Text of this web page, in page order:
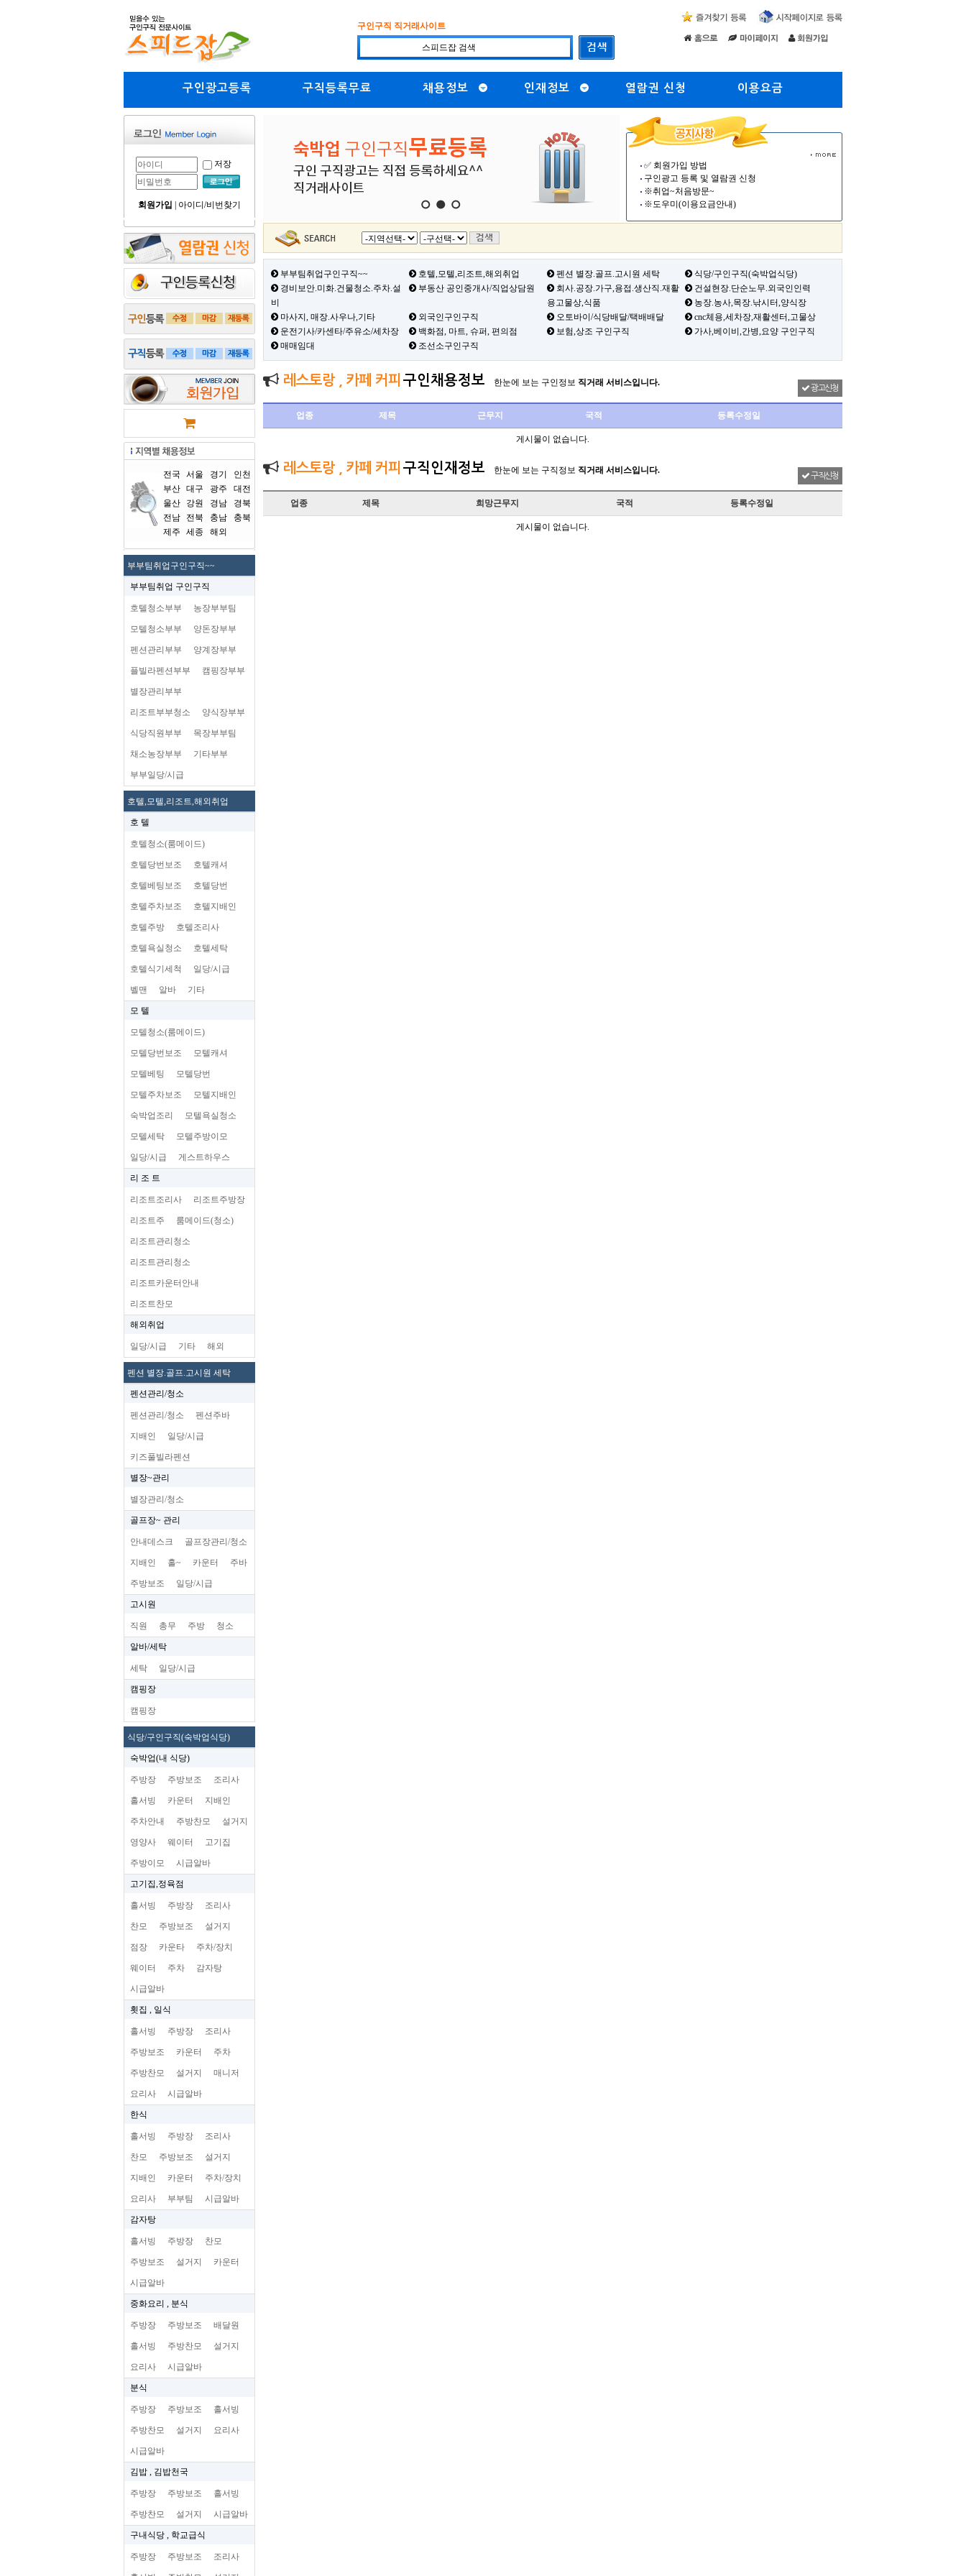
구인구직 직거래사이트
구인광고등록 구직등록무료 채용정보 인재정보 열람권 신청 이용요금
저장
회원가입 아이디/비번찾기
전국 서울 경기
인천
부산 대구 광주
대전
울산
강원 경남
경북
전남
전북 충남
충북
제주
세종 해외
부부팀취업구인구직~~
부부팀취업 구인구직
호텔청소부부 농장부부팀
모텔청소부부 양돈장부부
펜션관리부부 양계장부부
플빌라펜션부부 캠핑장부부
별장관리부부
리조트부부청소 양식장부부
식당직원부부 목장부부팀
채소농장부부 기타부부
부부일당/시급
호텔,모텔,리조트,해외취업
호 텔
호텔청소(룸메이드)
호텔당번보조 호텔캐셔
호텔베팅보조 호텔당번
호텔주차보조 호텔지배인
호텔주방 호텔조리사
호텔욕실청소 호텔세탁
호텔식기세척 일당/시급
벨맨 알바 기타
모 텔
모텔청소(룸메이드)
모텔당번보조 모텔캐셔
모텔베팅 모텔당번
모텔주차보조 모텔지배인
숙박업조리 모텔욕실청소
모텔세탁 모텔주방이모
일당/시급 게스트하우스
리 조 트
리조트조리사 리조트주방장
리조트주 룸메이드(청소)
리조트관리청소
리조트관리청소
리조트카운터안내
리조트찬모
해외취업
일당/시급 기타 해외
펜션 별장.골프.고시원 세탁
펜션관리/청소
펜션관리/청소 펜션주바
지배인 일당/시급
키즈풀빌라펜션
별장~관리
별장관리/청소
골프장~ 관리
안내데스크 골프장관리/청소
지배인 홀~ 카운터 주바
주방보조 일당/시급
고시원
직원 총무 주방 청소
알바/세탁
세탁 일당/시급
캠핑장
캠핑장
식당/구인구직(숙박업식당)
숙박업(내 식당)
주방장 주방보조 조리사
홀서빙 카운터 지배인
주차안내 주방찬모 설거지
영양사 웨이터 고기집
주방이모 시급알바
고기집,정육점
홀서빙 주방장 조리사
찬모 주방보조 설거지
점장 카운타 주차/장치
웨이터 주차 감자탕
시급알바
횟집 , 일식
홀서빙 주방장 조리사
주방보조 카운터 주차
주방찬모 설거지 매니저
요리사 시급알바
한식
홀서빙 주방장 조리사
찬모 주방보조 설거지
지배인 카운터 주차/장치
요리사 부부팀 시급알바
감자탕
홀서빙 주방장 찬모
주방보조 설거지 카운터
시급알바
중화요리 , 분식
주방장 주방보조 배달원
홀서빙 주방찬모 설거지
요리사 시급알바
분식
주방장 주방보조 홀서빙
주방찬모 설거지 요리사
시급알바
김밥 , 김밥천국
주방장 주방보조 홀서빙
주방찬모 설거지 시급알바
구내식당 , 학교급식
주방장 주방보조 조리사
✅ 회원가입 방법
구인광고 등록 및 열람권 신청
※취업~처음방문~
※도우미(이용요금안내)
부부팀취업구인구직~~ 호텔,모텔,리조트,해외취업 펜션 별장.골프.고시원 세탁
식당/구인구직(숙박업식당)
경비보안.미화.건물청소.주차.설
비
부동산 공인중개사/직업상담원
회사.공장.가구,용접.생산직.재활
용고물상,식품
건설현장.단순노무.외국인인력
농장.농사,목장.낚시터,양식장
마사지, 매장.사우나,기타
외국인구인구직 오토바이/식당배달/택배배달
cnc체용,세차장,재활센터,고물상
운전기사/카센타/주유소/세차장
백화점, 마트, 슈퍼, 편의점 보험,상조 구인구직
가사,베이비,간병,요양 구인구직
매매임대
조선소구인구직
레스토랑 , 카페 커피 구인채용정보 한눈에 보는 구인정보 직거래 서비스입니다.
광고신청
업종 제목 근무지 국적 등록수정일
게시물이 없습니다.
레스토랑 , 카페 커피 구직인재정보 한눈에 보는 구직정보 직거래 서비스입니다.
구직신청
업종 제목 희망근무지 국적 등록수정일
게시물이 없습니다.